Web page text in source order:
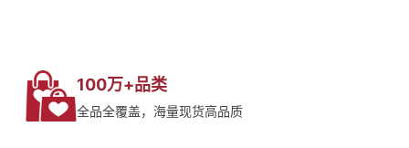
100万+品类
全品全覆盖，海量现货高品质